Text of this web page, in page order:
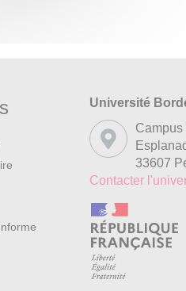
Université
Campus
33607
Contacter